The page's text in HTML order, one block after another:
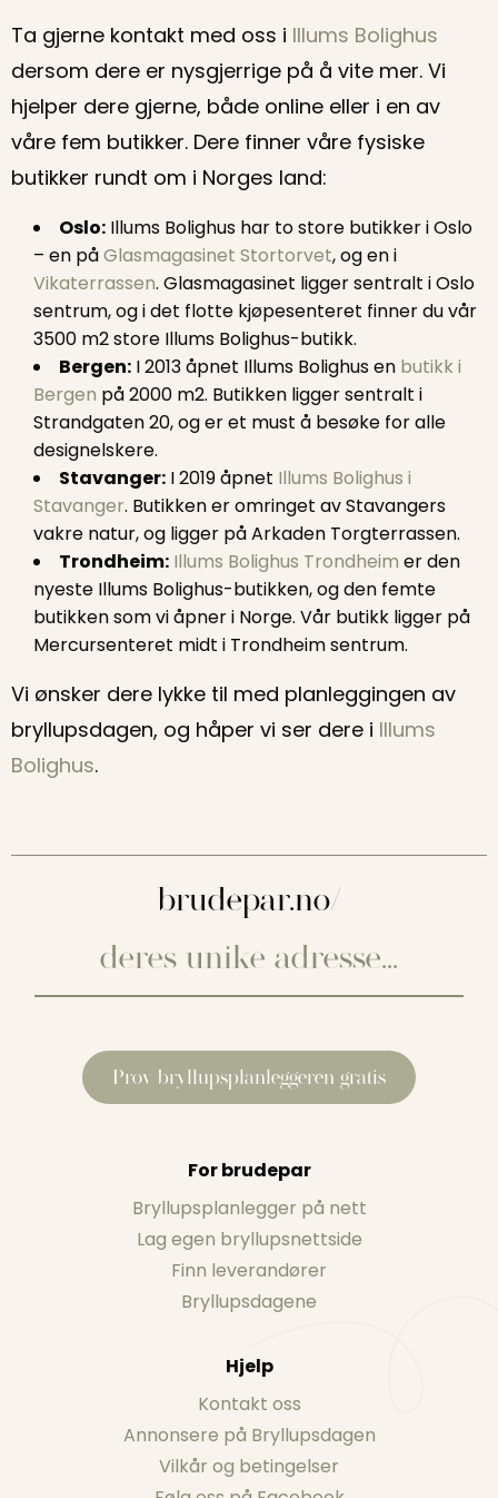
Ta gjerne kontakt med oss i Illums Bolighus
dersom dere er nysgjerrige på å vite mer. Vi
hjelper dere gjerne, både online eller i en av
våre fem butikker. Dere finner våre fysiske
butikker rundt om i Norges land:
Oslo: Illums Bolighus har to store butikker i Oslo
– en påGlasmagasinet Stortorvet, og en i
Vikaterrassen. Glasmagasinet ligger sentralt i Oslo
sentrum, og i det flotte kjøpesenteret finner du vår
3500 m2 store Illums Bolighus-butikk.
Bergen: I 2013 åpnet Illums Bolighus en butikk i
Bergen på 2000 m2. Butikken ligger sentralt i
Strandgaten 20, og er et must å besøke for alle
designelskere.
Stavanger: I 2019 åpnet Illums Bolighus i
Stavanger. Butikken er omringet av Stavangers
vakre natur, og ligger på Arkaden Torgterrassen.
Trondheim: Illums Bolighus Trondheim er den
nyeste Illums Bolighus-butikken, og den femte
butikken som vi åpner i Norge. Vår butikk ligger på
Mercursenteret midt i Trondheim sentrum.
Vi ønsker dere lykke til med planleggingen av
bryllupsdagen, og håper vi ser dere i Illums
Bolighus.
brudepar.no/
Prøv bryllupsplanleggeren gratis
For brudepar
Bryllupsplanlegger på nett
Lag egen bryllupsnettside
Finn leverandører
Bryllupsdagene
Hjelp
Kontakt oss
Annonsere på Bryllupsdagen
Vilkår og betingelser